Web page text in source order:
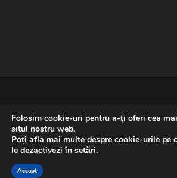
REVENIRE LA ÎNCEPUTUL
Folosim cookie-uri pentru a-ți oferi cea
situl nostru web.
Poți afla mai multe despre cookie-urile pe
le dezactivezi în setări.
Accept